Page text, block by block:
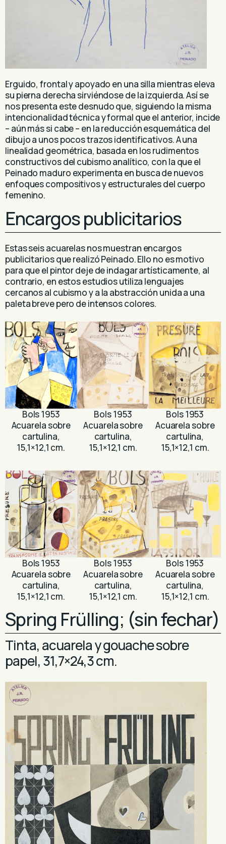
Erguido, frontal y apoyado en una silla mientras eleva
su pierna derecha sirviéndose de la izquierda. Así se
nos presenta este desnudo que, siguiendo la misma
intencionalidad técnica y formal que el anterior, incide
– aún más si cabe – en la reducción esquemática del
dibujo a unos pocos trazos identificativos. A una
linealidad geométrica, basada en los rudimentos
constructivos del cubismo analítico, con la que el
Peinado maduro experimenta en busca de nuevos
enfoques compositivos y estructurales del cuerpo
femenino.
Encargos publicitarios
Estas seis acuarelas nos muestran encargos
publicitarios que realizó Peinado. Ello no es motivo
para que el pintor deje de indagar artísticamente, al
contrario, en estos estudios utiliza lenguajes
cercanos al cubismo y a la abstracción unida a una
paleta breve pero de intensos colores.
Bols 1953
Acuarela sobre
cartulina,
15,1×12,1 cm.
Bols 1953
Acuarela sobre
cartulina,
15,1×12,1 cm.
Bols 1953
Acuarela sobre
cartulina,
15,1×12,1 cm.
Bols 1953
Acuarela sobre
cartulina,
15,1×12,1 cm.
Bols 1953
Acuarela sobre
cartulina,
15,1×12,1 cm.
Bols 1953
Acuarela sobre
cartulina,
15,1×12,1 cm.
Spring Frülling; (sin fechar)
Tinta, acuarela y gouache sobre
papel, 31,7×24,3 cm.